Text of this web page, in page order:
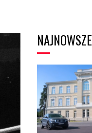
NAJNOWSZE